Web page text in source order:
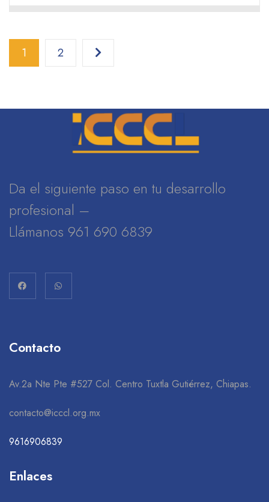
1 2
Da el siguiente paso en tu desarrollo
profesional –
Llámanos 961 690 6839
Contacto
Av.2a Nte Pte #527 Col. Centro Tuxtla Gutiérrez, Chiapas.
contacto@icccl.org.mx
9616906839
Enlaces